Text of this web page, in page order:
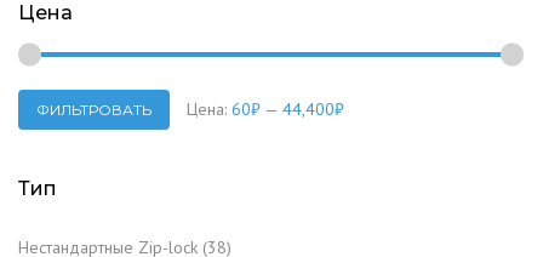
Цена
ФИЛЬТРОВАТЬ Цена: 60₽ — 44,400₽
Тип
Нестандартные Zip-lock (38)